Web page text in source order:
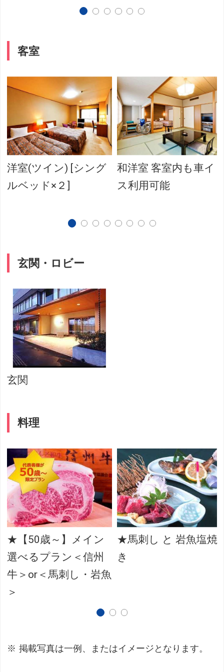
客室
洋室(ツイン) [シング
ルベッド×２]
和洋室 客室内も車イ
ス利用可能
玄関・ロビー
玄関
料理
★【50歳～】メイン
選べるプラン＜信州
牛＞or＜馬刺し・岩魚
＞
★馬刺し と 岩魚塩焼
き
掲載写真は一例、またはイメージとなります。